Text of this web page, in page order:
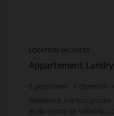
LOCATION VACANCES
Appartement Landry
5 personnes 1 chambre
Résidence à la fois
et du centre de Vallandy,